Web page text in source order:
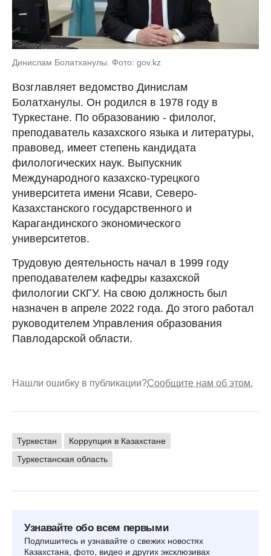
Динислам Болатханулы. Фото: gov.kz
Возглавляет ведомство Динислам
Болатханулы. Он родился в 1978 году в
Туркестане. По образованию - филолог,
преподаватель казахского языка и литературы,
правовед, имеет степень кандидата
филологических наук. Выпускник
Международного казахско-турецкого
университета имени Ясави, Северо-
Казахстанского государственного и
Карагандинского экономического
университетов.
Трудовую деятельность начал в 1999 году
преподавателем кафедры казахской
филологии СКГУ. На свою должность был
назначен в апреле 2022 года. До этого работал
руководителем Управления образования
Павлодарской области.
Нашли ошибку в публикации?Сообщите нам об этом.
Туркестан
Коррупция в Казахстане
Туркестанская область
Узнавайте обо всем первыми
Подпишитесь и узнавайте о свежих новостях
Казахстана, фото, видео и других эксклюзивах